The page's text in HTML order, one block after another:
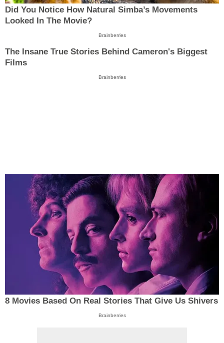
Did You Notice How Natural Simba’s Movements
Looked In The Movie?
Brainberries
The Insane True Stories Behind Cameron's Biggest
Films
Brainberries
8 Movies Based On Real Stories That Give Us Shivers
Brainberries